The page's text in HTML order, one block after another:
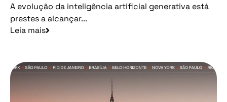
A evolução da inteligência artificial generativa está
prestes a alcançar...
Leia mais